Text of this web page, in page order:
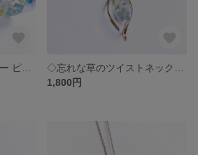
1,800円